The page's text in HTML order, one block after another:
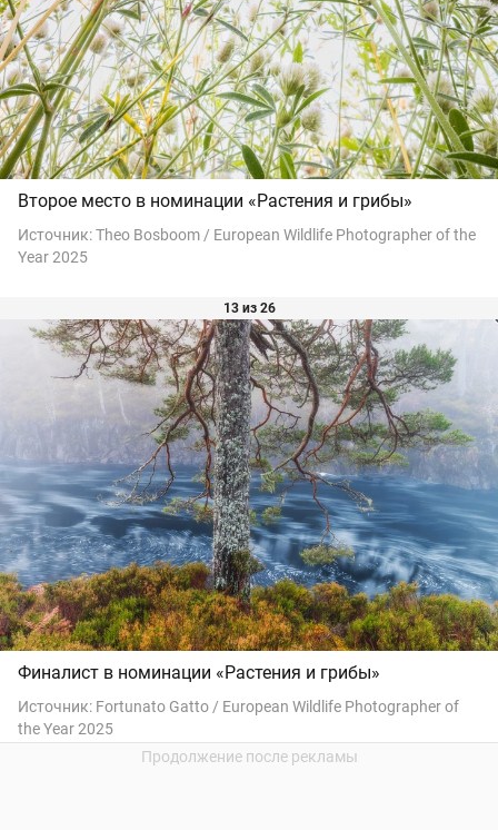
Второе место в номинации «Растения и грибы»
Источник:Theo Bosboom / European Wildlife Photographer of the
Year 2025
13 из 26
Финалист в номинации «Растения и грибы»
Источник: Fortunato Gatto / European Wildlife Photographer of
the Year 2025